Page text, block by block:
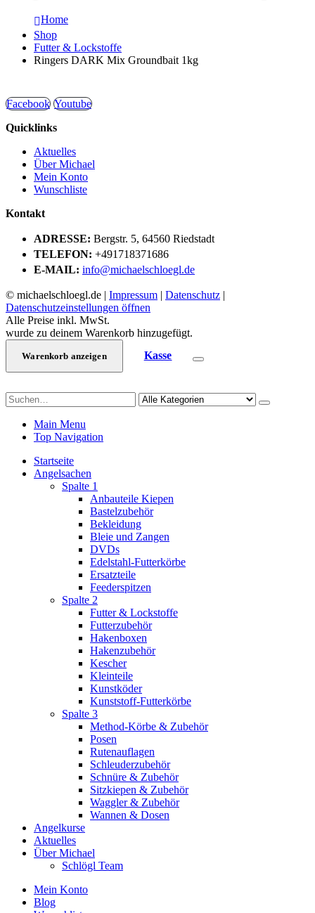
Home
Shop
Futter & Lockstoffe
Ringers DARK Mix Groundbait 1kg
Facebook Youtube
Quicklinks
Aktuelles
Über Michael
Mein Konto
Wunschliste
Kontakt
ADRESSE: Bergstr. 5, 64560 Riedstadt
TELEFON: +491718371686
E-MAIL: info@michaelschloegl.de
© michaelschloegl.de | Impressum | Datenschutz |
Datenschutzeinstellungen öffnen
Alle Preise inkl. MwSt.
wurde zu deinem Warenkorb hinzugefügt.
Warenkorb anzeigen Kasse
Main Menu
Top Navigation
Startseite
Angelsachen
Spalte 1
Anbauteile Kiepen
Bastelzubehör
Bekleidung
Bleie und Zangen
DVDs
Edelstahl-Futterkörbe
Ersatzteile
Feederspitzen
Spalte 2
Futter & Lockstoffe
Futterzubehör
Hakenboxen
Hakenzubehör
Kescher
Kleinteile
Kunstköder
Kunststoff-Futterkörbe
Spalte 3
Method-Körbe & Zubehör
Posen
Rutenauflagen
Schleuderzubehör
Schnüre & Zubehör
Sitzkiepen & Zubehör
Waggler & Zubehör
Wannen & Dosen
Angelkurse
Aktuelles
Über Michael
Schlögl Team
Mein Konto
Blog